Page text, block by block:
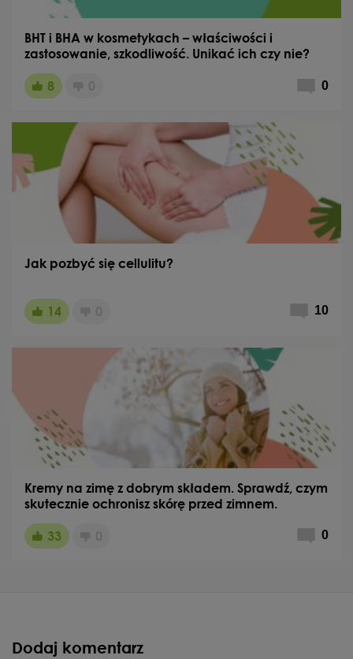
BHT i BHA w kosmetykach – właściwości i
zastosowanie, szkodliwość. Unikać ich czy nie?
8 0
Jak pozbyć się cellulitu?
14 10
Kremy na zimę z dobrym składem. Sprawdź, czym
skutecznie ochronisz skórę przed zimnem.
33 0
Dodaj komentarz